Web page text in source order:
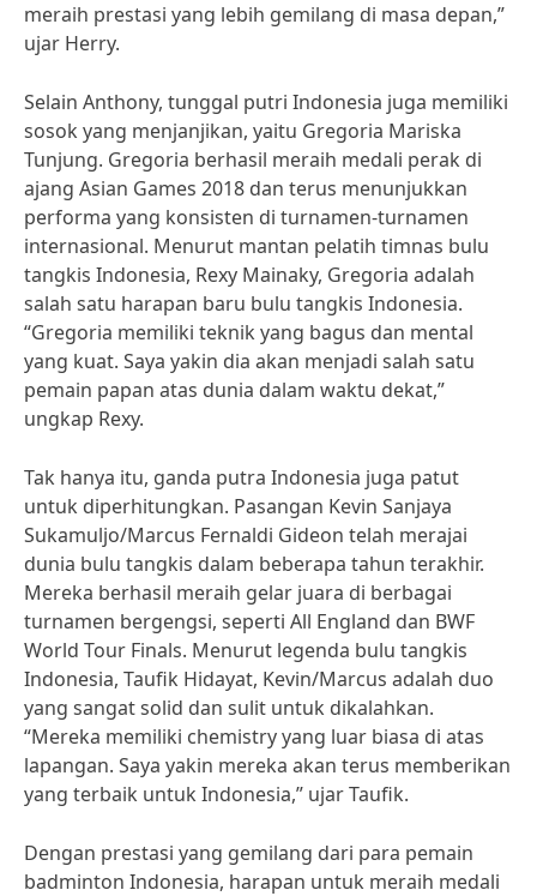
meraih prestasi yang lebih gemilang di masa depan,”
ujar Herry.
Selain Anthony, tunggal putri Indonesia juga memiliki
sosok yang menjanjikan, yaitu Gregoria Mariska
Tunjung. Gregoria berhasil meraih medali perak di
ajang Asian Games 2018 dan terus menunjukkan
performa yang konsisten di turnamen-turnamen
internasional. Menurut mantan pelatih timnas bulu
tangkis Indonesia, Rexy Mainaky, Gregoria adalah
salah satu harapan baru bulu tangkis Indonesia.
“Gregoria memiliki teknik yang bagus dan mental
yang kuat. Saya yakin dia akan menjadi salah satu
pemain papan atas dunia dalam waktu dekat,”
ungkap Rexy.
Tak hanya itu, ganda putra Indonesia juga patut
untuk diperhitungkan. Pasangan Kevin Sanjaya
Sukamuljo/Marcus Fernaldi Gideon telah merajai
dunia bulu tangkis dalam beberapa tahun terakhir.
Mereka berhasil meraih gelar juara di berbagai
turnamen bergengsi, seperti All England dan BWF
World Tour Finals. Menurut legenda bulu tangkis
Indonesia, Taufik Hidayat, Kevin/Marcus adalah duo
yang sangat solid dan sulit untuk dikalahkan.
“Mereka memiliki chemistry yang luar biasa di atas
lapangan. Saya yakin mereka akan terus memberikan
yang terbaik untuk Indonesia,” ujar Taufik.
Dengan prestasi yang gemilang dari para pemain
badminton Indonesia, harapan untuk meraih medali